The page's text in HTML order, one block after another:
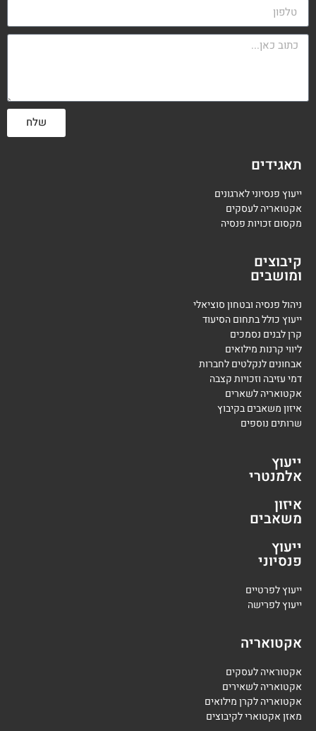
שלח
תאגידים
ייעוץ פנסיוני לארגונים
אקטואריה לעסקים
מקסום זכויות פנסיה
קיבוצים
ומושבים
ניהול פנסיה ובטחון סוציאלי
ייעוץ כולל בתחום הסיעוד
קרן לבנים נסמכים
ליווי קרנות מילואים
אבחונים לנקלטים לחברות
דמי עזיבה וזכויות קצבה
אקטואריה לשארים
איזון משאבים בקיבוץ
שרותים נוספים
ייעוץ
אלמנטרי
איזון
משאבים
ייעוץ
פנסיוני
ייעוץ לפרטיים
ייעוץ לפרישה
אקטואריה
אקטוראיה לעסקים
אקטואריה לשאירים
אקטואריה לקרן מילואים
מאזן אקטוארי לקיבוצים